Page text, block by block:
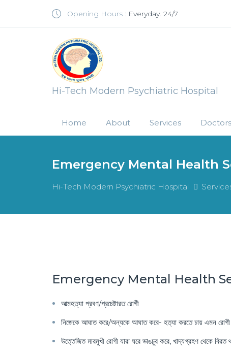
Opening Hours : Everyday. 24/7
Hi-Tech Modern Psychiatric Hospital
Home About Services Doctors
Emergency Mental Health
Hi-Tech Modern Psychiatric Hospital
Emergency Mental Health
আত্মহত্যা প্রবণ/প্রচেষ্টারত রোগী
নিজেকে আঘাত করে/অন্যকে আঘাত করে- হত্যা করতে চায় এমন রোগী
উত্তেজিত মারমুখী রোগী যারা ঘরে ভাঙচুর করে, খাদ্যগ্রহণ থেকে